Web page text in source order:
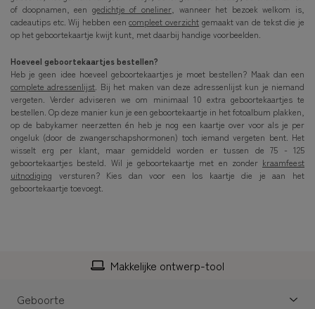
of doopnamen, een gedichtje of oneliner , wanneer het bezoek welkom is,
cadeautips etc. Wij hebben eencompleet overzicht gemaakt van de tekst die je
op het geboortekaartje kwijt kunt, met daarbij handige voorbeelden.
Hoeveel geboortekaartjes bestellen?
Heb je geen idee hoeveel geboortekaartjes je moet bestellen? Maak dan een
complete adressenlijst . Bij het maken van deze adressenlijst kun je niemand
vergeten. Verder adviseren we om minimaal 10 extra geboortekaartjes te
bestellen. Op deze manier kun je een geboortekaartje in het fotoalbum plakken,
op de babykamer neerzetten én heb je nog een kaartje over voor als je per
ongeluk (door de zwangerschapshormonen) toch iemand vergeten bent. Het
wisselt erg per klant, maar gemiddeld worden er tussen de 75 - 125
geboortekaartjes besteld. Wil je geboortekaartje met en zonder kraamfeest
uitnodiging versturen? Kies dan voor een los kaartje die je aan het
geboortekaartje toevoegt.
Personaliseerbaar
Geboorte